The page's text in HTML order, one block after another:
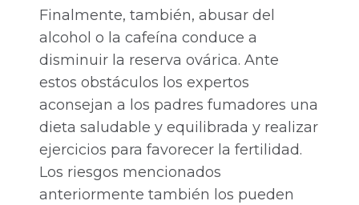
Finalmente, también, abusar del
alcohol o la cafeína conduce a
disminuir la reserva ovárica. Ante
estos obstáculos los expertos
aconsejan a los padres fumadores una
dieta saludable y equilibrada y realizar
ejercicios para favorecer la fertilidad.
Los riesgos mencionados
anteriormente también los pueden